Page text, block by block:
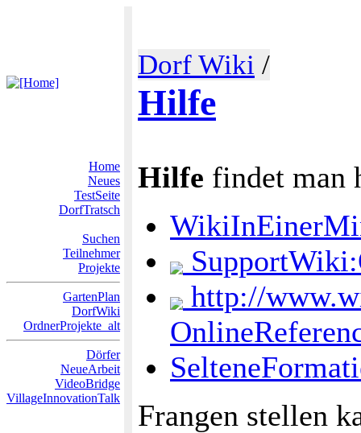
Dorf Wiki /
Hilfe
Home
Neues
TestSeite
DorfTratsch
Suchen
Teilnehmer
Projekte
GartenPlan
DorfWiki
OrdnerProjekte_alt
Dörfer
NeueArbeit
VideoBridge
VillageInnovationTalk
Hilfe findet man
http://
Frangen stellen